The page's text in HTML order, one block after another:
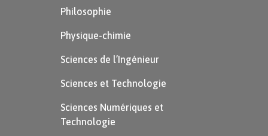
Philosophie
Physique-chimie
Sciences de l’Ingénieur
Sciences et Technologie
Sciences Numériques et
Technologie